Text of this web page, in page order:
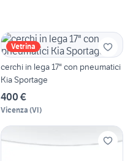
Vetrina
cerchi in lega 17" con pneumatici
Kia Sportage
400 €
Vicenza (VI)